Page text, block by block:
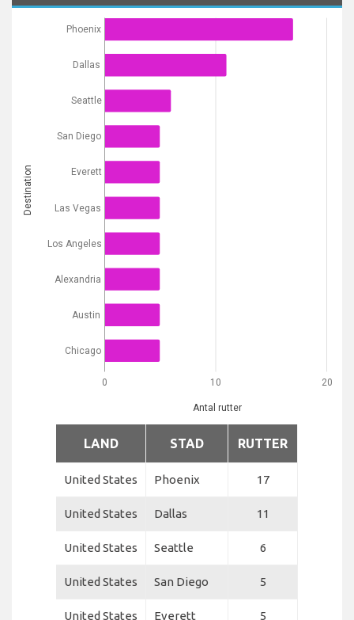
0 10 20
Antal rutter
Phoenix
Dallas
Seattle
San Diego
Everett
Las Vegas
Los Angeles
Alexandria
Austin
Chicago
Destination
LAND STAD RUTTER
United States Phoenix 17
United States Dallas 11
United States Seattle 6
United States San Diego 5
United States Everett 5